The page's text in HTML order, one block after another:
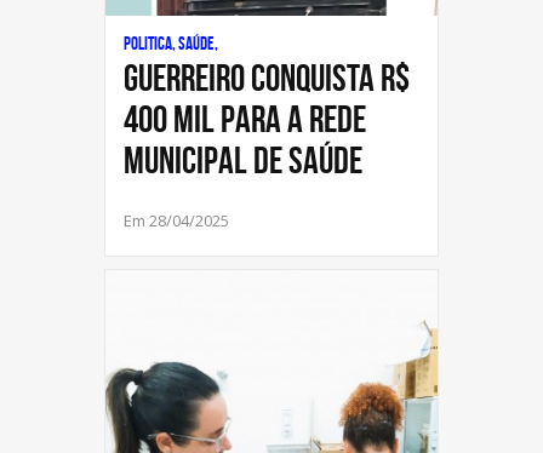
Politica, Saúde,
Guerreiro conquista R$
400 mil para a Rede
Municipal de Saúde
Em 28/04/2025